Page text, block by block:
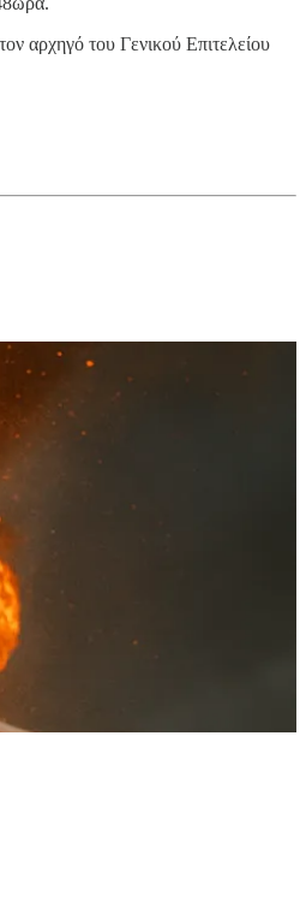
αρχηγό του Γενικού Επιτελείου